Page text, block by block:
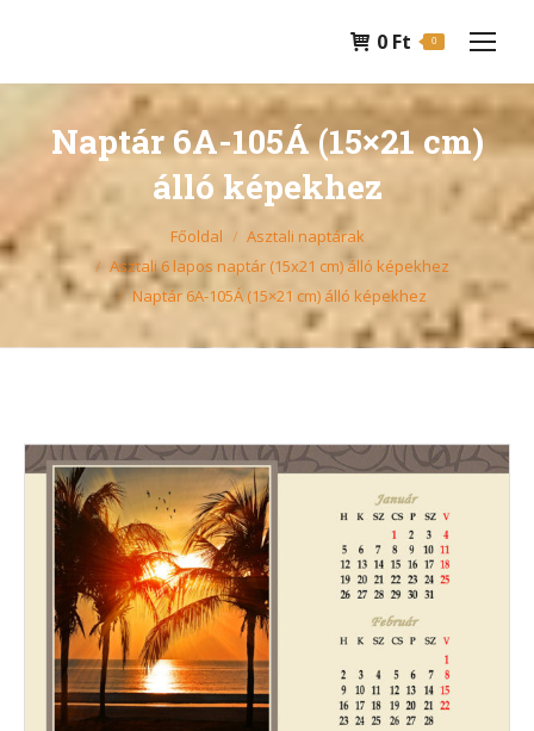
0 Ft 0
Naptár 6A-105Á (15×21 cm)
álló képekhez
You are here: Főoldal
Asztali naptárak
Asztali 6 lapos naptár (15x21 cm) álló képekhez
Naptár 6A-105Á (15×21 cm) álló képekhez